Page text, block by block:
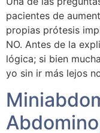
pacientes de
propias prótesis
NO. Antes de la
lógica; si bien
yo sin ir más lejos